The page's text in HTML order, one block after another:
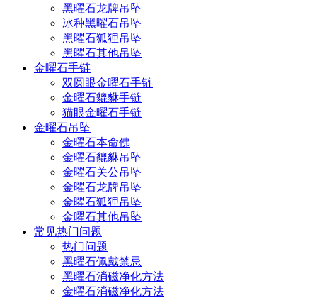
黑曜石龙牌吊坠
冰种黑曜石吊坠
黑曜石狐狸吊坠
黑曜石其他吊坠
金曜石手链
双圆眼金曜石手链
金曜石貔貅手链
猫眼金曜石手链
金曜石吊坠
金曜石本命佛
金曜石貔貅吊坠
金曜石关公吊坠
金曜石龙牌吊坠
金曜石狐狸吊坠
金曜石其他吊坠
常见热门问题
热门问题
黑曜石佩戴禁忌
黑曜石消磁净化方法
金曜石消磁净化方法